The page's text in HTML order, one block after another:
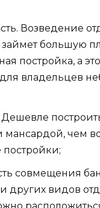
Возведение
большую
постройка, а
для владельцев
мансардой, чем
совмещения
других видов